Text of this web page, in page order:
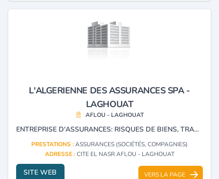
L'ALGERIENNE DES ASSURANCES SPA -
LAGHOUAT
AFLOU - LAGHOUAT
ENTREPRISE D'ASSURANCES: RISQUES DE BIENS, TRANSPORTS, ASSURANCES AGRICOLES ET ASSURANCES PERSONNES.
PRESTATIONS :ASSURANCES (SOCIÉTÉS, COMPAGNIES)
ADRESSE :CITE EL NASR AFLOU - LAGHOUAT
SITE WEB VERS LA PAGE